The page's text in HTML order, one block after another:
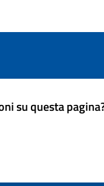
su questa